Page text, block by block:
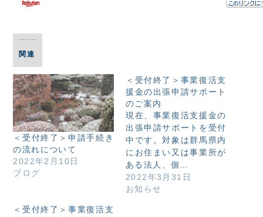
関連
＜受付終了＞申請手続き
の流れについて
2022年2月10日
ブログ
＜受付終了＞事業復活支
援金の出張申請サポート
のご案内
現在、事業復活支援金の
出張申請サポートを受付
中です。対象は群馬県内
にお住まい又は事業所が
ある法人、個…
2022年3月31日
お知らせ
＜受付終了＞事業復活支